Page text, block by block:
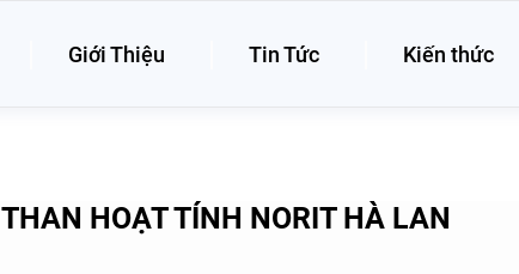
Giới Thiệu Tin Tức Kiến thức
THAN HOẠT TÍNH NORIT HÀ LAN